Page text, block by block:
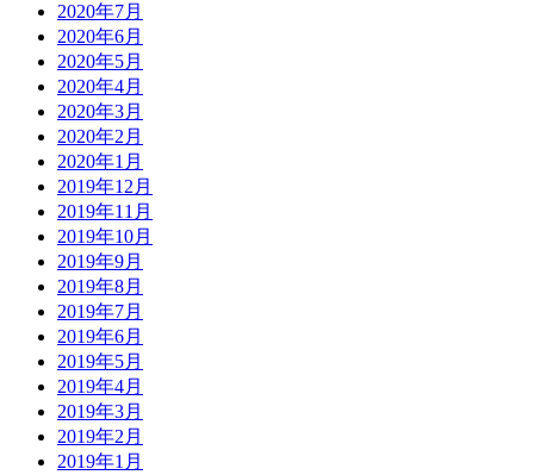
2020年7月
2020年6月
2020年5月
2020年4月
2020年3月
2020年2月
2020年1月
2019年12月
2019年11月
2019年10月
2019年9月
2019年8月
2019年7月
2019年6月
2019年5月
2019年4月
2019年3月
2019年2月
2019年1月